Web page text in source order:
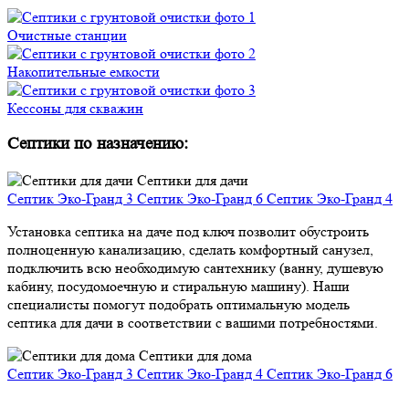
Очистные станции
Накопительные емкости
Кессоны для скважин
Септики по назначению:
Септики для дачи
Септик Эко-Гранд 3 Септик Эко-Гранд 6 Септик Эко-Гранд 4
Установка септика на даче под ключ позволит обустроить
полноценную канализацию, сделать комфортный санузел,
подключить всю необходимую сантехнику (ванну, душевую
кабину, посудомоечную и стиральную машину). Наши
специалисты помогут подобрать оптимальную модель
септика для дачи в соответствии с вашими потребностями.
Септики для дома
Септик Эко-Гранд 3 Септик Эко-Гранд 4 Септик Эко-Гранд 6